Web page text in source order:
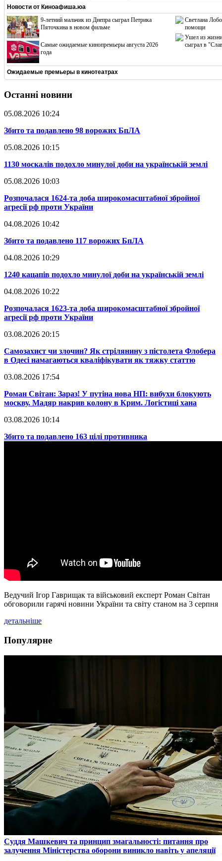
Новости от Киноафиша.юа
9-летний мальчик из Днепра сыграл Петрика
Пяточкина в новом фильме
Cамые ожидаемые кинопремьеры августа 2026
года
Светлана
помощи
Ушел из жизни
сыграл в
Ожидаемые премьеры в кинотеатрах
Останні новини
05.08.2026 10:24
​Збито та подавлено 98 ворожих БпЛА
05.08.2026 10:15
​1130 москалів подохло минулої доби на українській землі
05.08.2026 10:03
​Розпочалася 1624-та доба широкомасштабної збройної
агресії рф проти України
04.08.2026 10:42
​Збито та подавлено 117 ворожих БпЛА
04.08.2026 10:29
​1240 кацапів подохло минулої доби на українській землі
04.08.2026 10:22
​Розпочалася 1623-та доба широкомасштабної збройної
агресії рф проти України
03.08.2026 20:15
​Самозахист чи злочин? Як стрілянину з пістолета Флобера
в Одесі намагаються кваліфікувати як тяжку статтю
03.08.2026 17:54
​Роман Світан: Зараз! У путіна нова НП: вибухи блокують
москву. Мадяр накрив колону в Крим. Логістиці хана
03.08.2026 10:14
​Збито та подавлено 163 цілі противника
Ведучий Ігор Гаврищак та військовий експерт Роман Світан
обговорили гарячі новини України та світу станом на 3 серпня
детальніше
Популярне
​Суддя Машкевич та принцип змагальності: питання про
залучення Міністерства оборони виникло навіть у апеляції